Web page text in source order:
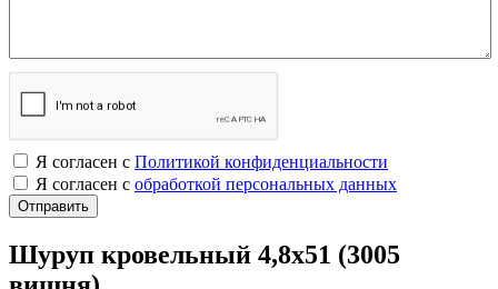
Я согласен с Политикой конфиденциальности
Я согласен с обработкой персональных данных
Шуруп кровельный 4,8х51 (3005